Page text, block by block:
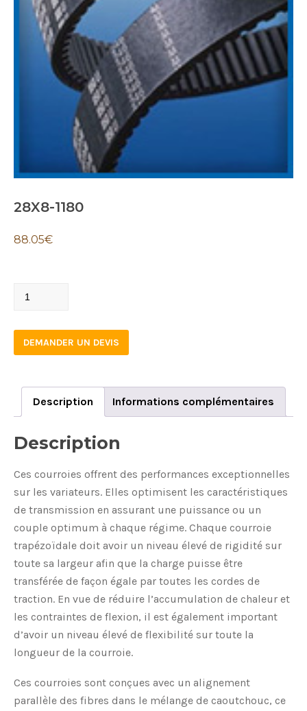
28X8-1180
88.05€
28X8-
quantity
DEMANDER UN DEVIS
Description Informations complémentaires
Description
Ces courroies offrent des performances exceptionnelles
sur les variateurs. Elles optimisent les caractéristiques
de transmission en assurant une puissance ou un
couple optimum à chaque régime. Chaque courroie
trapézoïdale doit avoir un niveau élevé de rigidité sur
toute sa largeur afin que la charge puisse être
transférée de façon égale par toutes les cordes de
traction. En vue de réduire l’accumulation de chaleur et
les contraintes de flexion, il est également important
d’avoir un niveau élevé de flexibilité sur toute la
longueur de la courroie.
Ces courroies sont conçues avec un alignement
parallèle des fibres dans le mélange de caoutchouc, ce